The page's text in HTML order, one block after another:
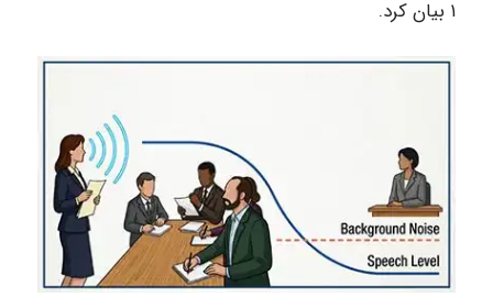
۱ بیان کرد.